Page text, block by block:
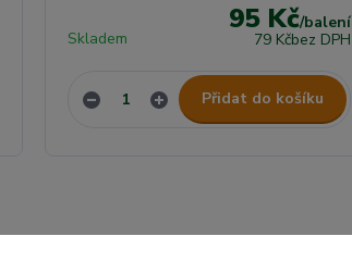
95 Kč/balení
79 Kčbez DPH
Skladem
Přidat do košíku